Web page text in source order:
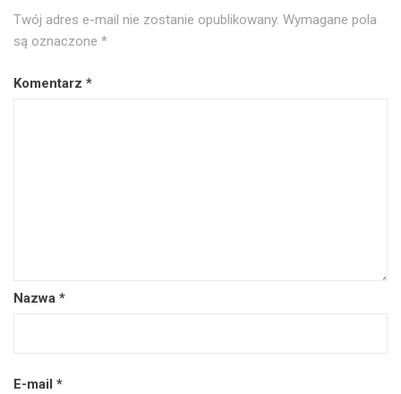
Twój adres e-mail nie zostanie opublikowany. Wymagane pola
są oznaczone *
Komentarz *
Nazwa *
E-mail *